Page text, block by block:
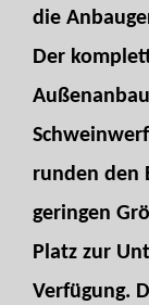
die
Der
runden den
geringen
Platz zur
Verfügung.